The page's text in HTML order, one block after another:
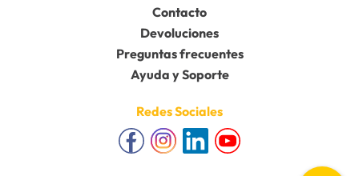
Contacto
Devoluciones
Preguntas frecuentes
Ayuda y Soporte
Redes Sociales